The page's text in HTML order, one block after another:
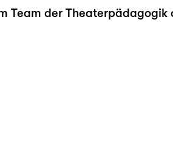
Team der Theaterpädagogik